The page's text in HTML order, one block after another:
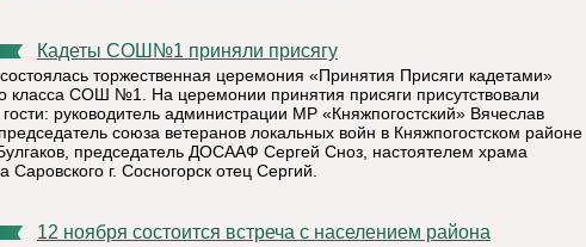
Кадеты СОШ№1 приняли присягу
торжественная церемония «Принятия Присяги кадетами»
класса СОШ №1. На церемонии принятия присяги присутствовали
руководитель администрации МР «Княжпогостский» Вячеслав
союза ветеранов локальных войн в Княжпогостском районе
председатель ДОСААФ Сергей Сноз, настоятелем храма
г. Сосногорск отец Сергий.
12 ноября состоится встреча с населением района